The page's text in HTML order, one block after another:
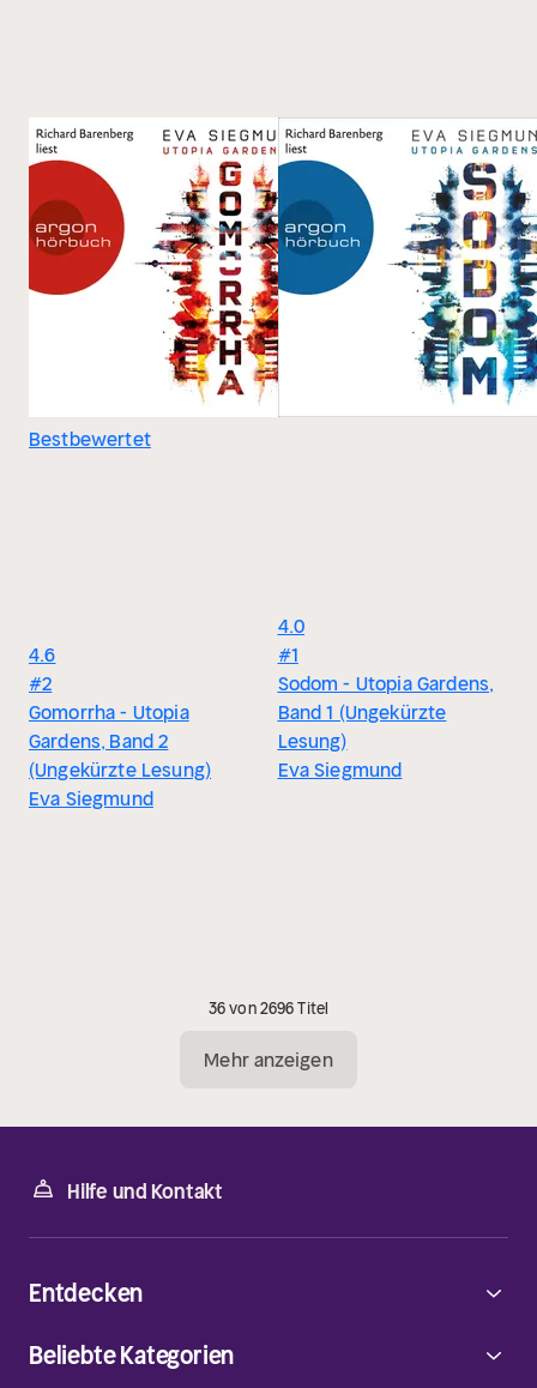
Bestbewertet
4.6
#2
Gomorrha - Utopia
Gardens, Band 2
(Ungekürzte Lesung)
Eva Siegmund
4.0
#1
Sodom - Utopia Gardens,
Band 1 (Ungekürzte
Lesung)
Eva Siegmund
36 von 2696 Titel
Mehr anzeigen
Hilfe und Kontakt
Entdecken
Beliebte Kategorien